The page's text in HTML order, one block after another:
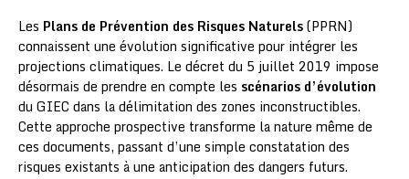
Les Plans de Prévention des Risques Naturels(PPRN)
connaissent une évolution significative pour intégrer les
projections climatiques. Le décret du 5 juillet 2019 impose
désormais de prendre en compte les scénarios d’évolution
du GIEC dans la délimitation des zones inconstructibles.
Cette approche prospective transforme la nature même de
ces documents, passant d’une simple constatation des
risques existants à une anticipation des dangers futurs.